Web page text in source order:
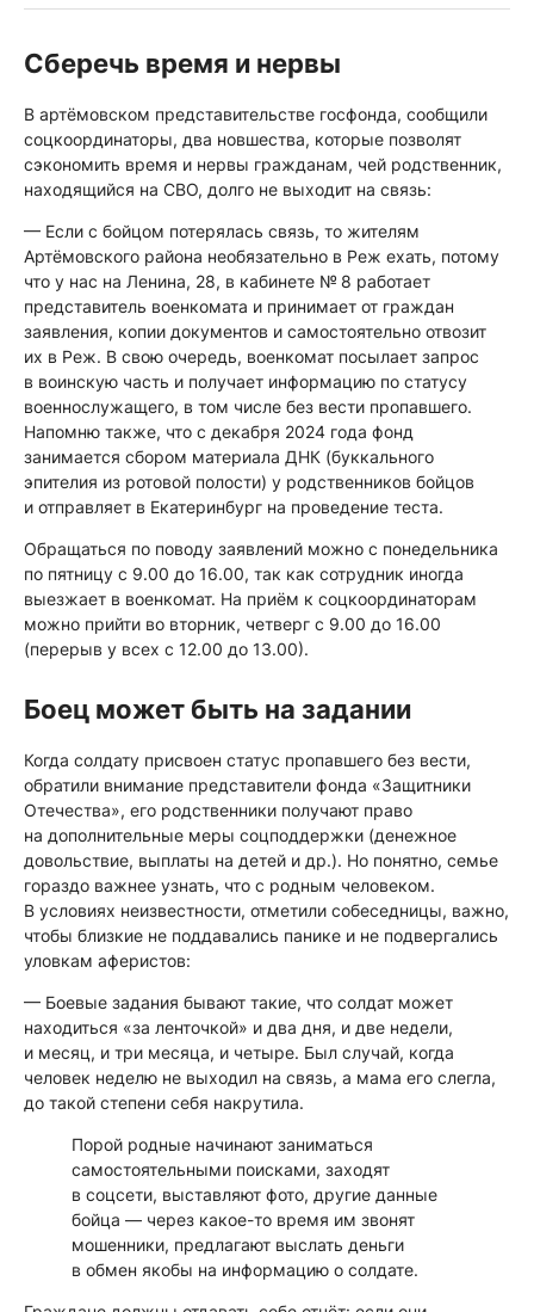
Сберечь время и нервы
В артёмовском представительстве госфонда, сообщили
соцкоординаторы, два новшества, которые позволят
сэкономить время и нервы гражданам, чей родственник,
находящийся на СВО, долго не выходит на связь:
— Если с бойцом потерялась связь, то жителям
Артёмовского района необязательно в Реж ехать, потому
что у нас на Ленина, 28, в кабинете № 8 работает
представитель военкомата и принимает от граждан
заявления, копии документов и самостоятельно отвозит
их в Реж. В свою очередь, военкомат посылает запрос
в воинскую часть и получает информацию по статусу
военнослужащего, в том числе без вести пропавшего.
Напомню также, что с декабря 2024 года фонд
занимается сбором материала ДНК (буккального
эпителия из ротовой полости) у родственников бойцов
и отправляет в Екатеринбург на проведение теста.
Обращаться по поводу заявлений можно с понедельника
по пятницу с 9.00 до 16.00, так как сотрудник иногда
выезжает в военкомат. На приём к соцкоординаторам
можно прийти во вторник, четверг с 9.00 до 16.00
(перерыв у всех с 12.00 до 13.00).
Боец может быть на задании
Когда солдату присвоен статус пропавшего без вести,
обратили внимание представители фонда «Защитники
Отечества», его родственники получают право
на дополнительные меры соцподдержки (денежное
довольствие, выплаты на детей и др.). Но понятно, семье
гораздо важнее узнать, что с родным человеком.
В условиях неизвестности, отметили собеседницы, важно,
чтобы близкие не поддавались панике и не подвергались
уловкам аферистов:
— Боевые задания бывают такие, что солдат может
находиться «за ленточкой» и два дня, и две недели,
и месяц, и три месяца, и четыре. Был случай, когда
человек неделю не выходил на связь, а мама его слегла,
до такой степени себя накрутила.
Порой родные начинают заниматься
самостоятельными поисками, заходят
в соцсети, выставляют фото, другие данные
бойца — через какое-то время им звонят
мошенники, предлагают выслать деньги
в обмен якобы на информацию о солдате.